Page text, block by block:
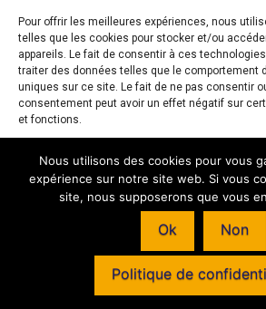
Pour offrir les meilleures expériences, nous
telles que les cookies pour stocker et/ou
appareils. Le fait de consentir à ces
traiter des données telles que le comportement
uniques sur ce site. Le fait de ne pas consentir
consentement peut avoir un effet négatif sur
et fonctions.
Accepter
Refuser
Voir les
Actualités
Contact
Mentions Légales / Crédits
Horaires d’ouverture de nos agences : Du
12h00 / 14h00 - 18h00
SàRL au capital de 47 000 € - SIRET : 438 622
Nous utilisons des cookies pour vous
expérience sur notre site web. Si vous
site, nous supposerons que vous
Ok Non
Politique de